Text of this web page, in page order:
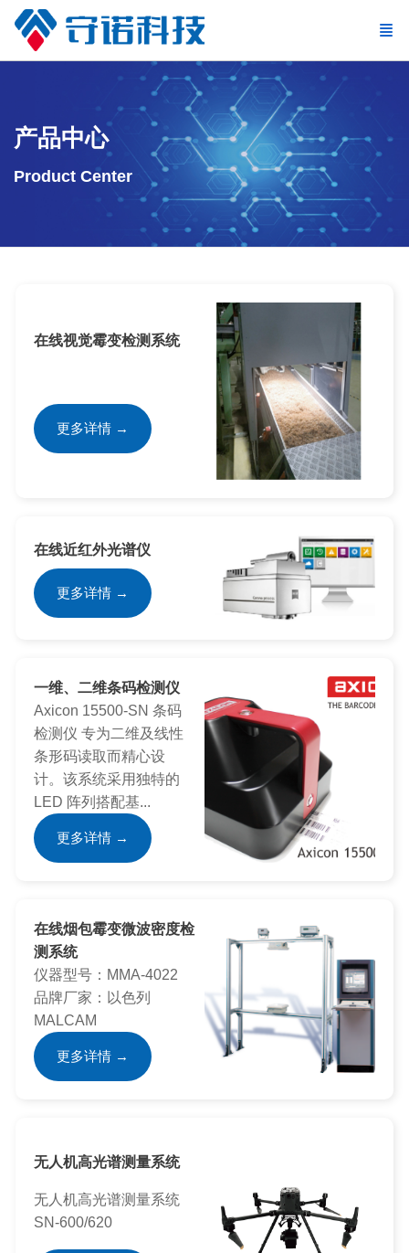
产品中心
Product Center
在线视觉霉变检测系统
更多详情 →
在线近红外光谱仪
更多详情 →
一维、二维条码检测仪
Axicon 15500-SN 条码
检测仪 专为二维及线性
条形码读取而精心设
计。该系统采用独特的
LED 阵列搭配基...
更多详情 →
在线烟包霉变微波密度检
测系统
仪器型号：MMA-4022
品牌厂家：以色列
MALCAM
更多详情 →
无人机高光谱测量系统
无人机高光谱测量系统
SN-600/620